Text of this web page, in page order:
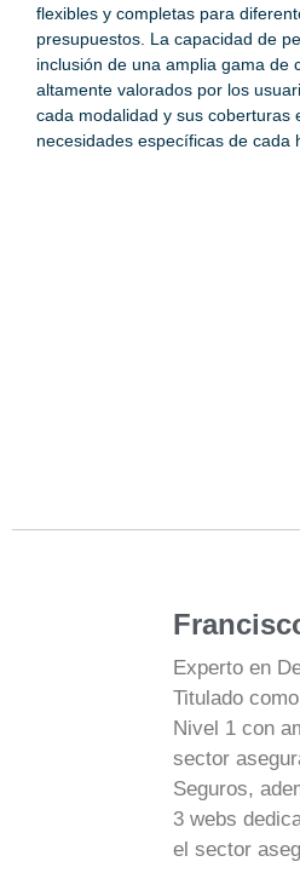
flexibles y completas para
presupuestos. La capacidad de
inclusión de una amplia gama de
altamente valorados por los
cada modalidad y sus coberturas
necesidades específicas de cada
Experto en
Titulado
Nivel 1 con
sector
Seguros,
3 webs
el sector